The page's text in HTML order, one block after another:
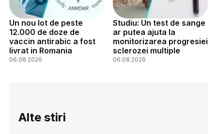
Un nou lot de peste
12.000 de doze de
vaccin antirabic a fost
livrat in Romania
06.08.2026
Studiu: Un test de sange
ar putea ajuta la
monitorizarea progresiei
sclerozei multiple
06.08.2026
Alte stiri